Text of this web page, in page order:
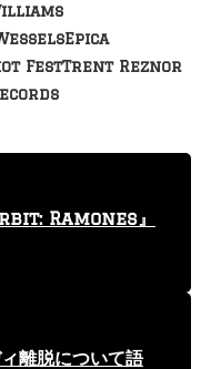
Epica
FestTrent Reznor
Ramones』
離脱について語